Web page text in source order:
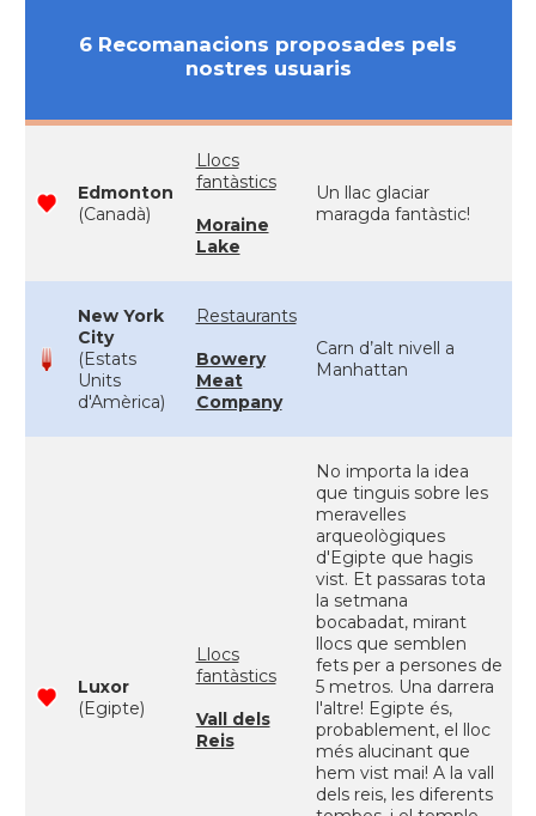
6 Recomanacions proposades pels
nostres usuaris
Edmonton
(Canadà)
Llocs
fantàstics
Moraine
Lake
Un llac glaciar
maragda fantàstic!
New York
City
(Estats
Units
d'Amèrica)
Restaurants
Bowery
Meat
Company
Carn d’alt nivell a
Manhattan
Luxor
(Egipte)
Llocs
fantàstics
Vall dels
Reis
No importa la idea
que tinguis sobre les
meravelles
arqueològiques
d'Egipte que hagis
vist. Et passaras tota
la setmana
bocabadat, mirant
llocs que semblen
fets per a persones de
5 metros. Una darrera
l'altre! Egipte és,
probablement, el lloc
més alucinant que
hem vist mai! A la vall
dels reis, les diferents